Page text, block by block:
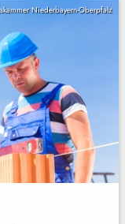
Niederbayern-Oberpfalz